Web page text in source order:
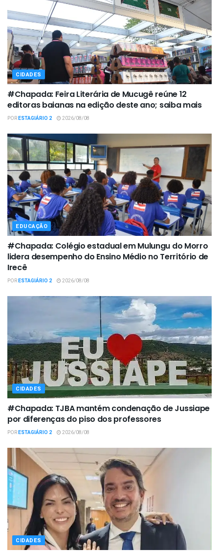
CIDADES
#Chapada: Feira Literária de Mucugê reúne 12
editoras baianas na edição deste ano; saiba mais
PORESTAGIÁRIO 2 2026/08/08
EDUCAÇÃO
#Chapada: Colégio estadual em Mulungu do Morro
lidera desempenho do Ensino Médio no Território de
Irecê
PORESTAGIÁRIO 2 2026/08/08
CIDADES
#Chapada: TJBA mantém condenação de Jussiape
por diferenças do piso dos professores
PORESTAGIÁRIO 2 2026/08/08
CIDADES